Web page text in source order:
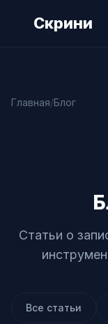
Скрини
Главная Блог
Статьи о
Все статьи